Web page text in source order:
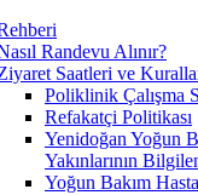
Randevu Alınır?
Saatleri ve
Poliklinik Çalışma
Refakatçi Politikası
Yenidoğan Yoğun
Yakınlarının
Yoğun Bakım Hasta